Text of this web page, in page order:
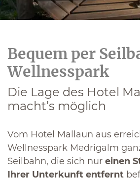
Bequem per
Wellnesspark
Die Lage des Hotel
macht’s möglich
Vom Hotel Mallaun aus
Wellnesspark Medrigalm
Seilbahn, die sich nur einen
Ihrer Unterkunft entfernt